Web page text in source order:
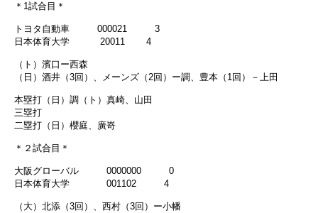
＊1試合目＊
トヨタ自動車 000021 3
日本体育大学 20011 4
（ト）濱口ー西森
（日）酒井（3回）、メーンズ（2回）ー調、豊本（1回）－上田
本塁打（日）調（ト）真崎、山田
三塁打
二塁打（日）櫻庭、廣嵜
＊２試合目＊
大阪グローバル 0000000 0
日本体育大学 001102 4
（大）北添（3回）、西村（3回）ー小幡